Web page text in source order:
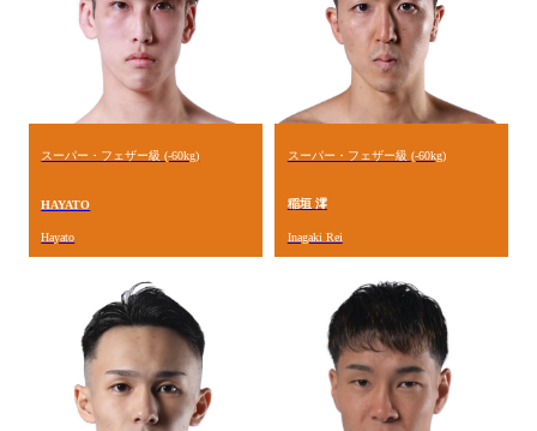
スーパー・フェザー級 (-60kg)
HAYATO
Hayato
スーパー・フェザー級 (-60kg)
稲垣 澪
Inagaki Rei